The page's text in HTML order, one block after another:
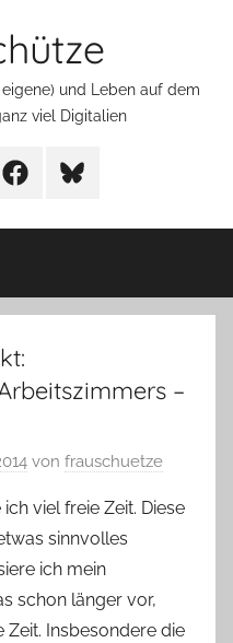
und Leben auf dem
viel Digitalien
MenüeintragMenüeintrag
–
von frauschuetze
viel freie Zeit. Diese
sinnvolles
ich mein
schon länger vor,
Zeit. Insbesondere die